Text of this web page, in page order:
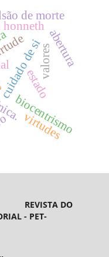
de si
honneth
estado
biocentrismo
de morte
valoresabertura
virtudes
REVISTA DO
- PET-